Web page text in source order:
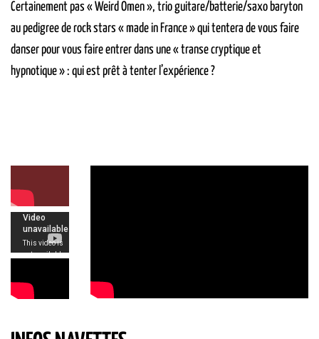
Certainement pas « Weird Omen », trio guitare/batterie/saxo baryton
au pedigree de rock stars « made in France » qui tentera de vous faire
danser pour vous faire entrer dans une « transe cryptique et
hypnotique » : qui est prêt à tenter l’expérience ?